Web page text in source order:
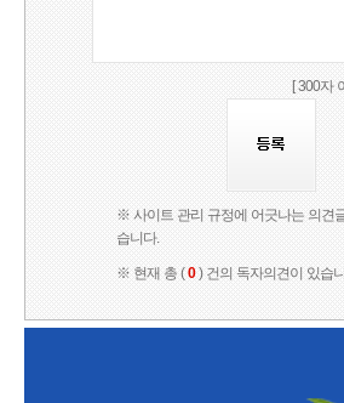
[ 300자
※ 사이트 관리 규정에 어긋나는 의견
습니다.
※ 현재 총 (0) 건의 독자의견이 있습